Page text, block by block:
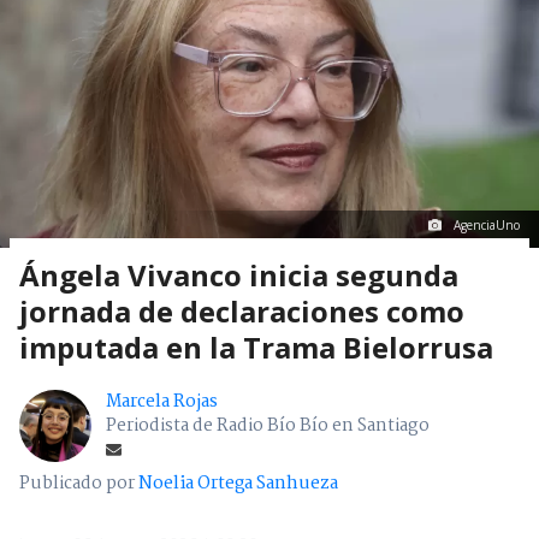
AgenciaUno
Ángela Vivanco inicia segunda
jornada de declaraciones como
imputada en la Trama Bielorrusa
Marcela Rojas
Periodista de Radio Bío Bío en Santiago
Publicado porNoelia Ortega Sanhueza